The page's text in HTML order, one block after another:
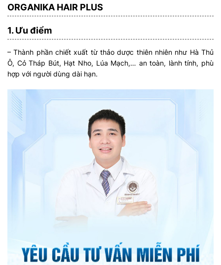
ORGANIKA HAIR PLUS
1. Ưu điểm
– Thành phần chiết xuất từ thảo dược thiên nhiên như Hà Thủ
Ô, Cỏ Tháp Bút, Hạt Nho, Lúa Mạch,… an toàn, lành tính, phù
hợp với người dùng dài hạn.